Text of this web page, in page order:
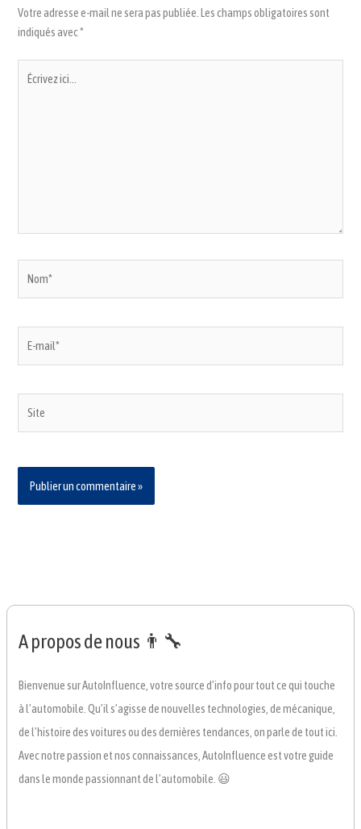
Votre adresse e-mail ne sera pas publiée. Les champs obligatoires sont
indiqués avec*
ici…
mail*
A propos de nous 👨‍🔧
Bienvenue sur AutoInfluence, votre source d’info pour tout ce qui touche
à l’automobile. Qu’il s’agisse de nouvelles technologies, de mécanique,
de l’histoire des voitures ou des dernières tendances, on parle de tout ici.
Avec notre passion et nos connaissances, AutoInfluence est votre guide
dans le monde passionnant de l’automobile. 😃